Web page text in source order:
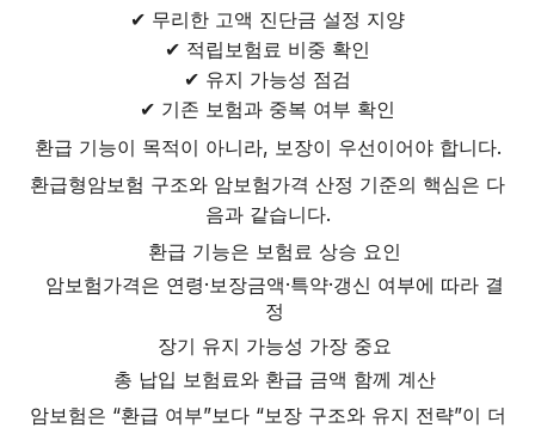
✔ 무리한 고액 진단금 설정 지양
✔ 적립보험료 비중 확인
✔ 유지 가능성 점검
✔ 기존 보험과 중복 여부 확인
환급 기능이 목적이 아니라, 보장이 우선이어야 합니다.
환급형암보험 구조와 암보험가격 산정 기준의 핵심은 다
음과 같습니다.
환급 기능은 보험료 상승 요인
암보험가격은 연령·보장금액·특약·갱신 여부에 따라 결
정
장기 유지 가능성 가장 중요
총 납입 보험료와 환급 금액 함께 계산
암보험은 “환급 여부”보다 “보장 구조와 유지 전략”이 더